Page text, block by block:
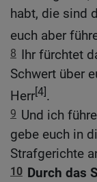
habt, die sind
euch aber
8 Ihr fürchtet
Schwert über
Herr[4].
9 Und ich
gebe euch in
Strafgerichte
10 Durch das